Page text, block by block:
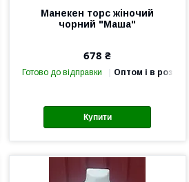
Манекен торс жіночий
чорний "Маша"
678 ₴
Готово до відправки Оптом і в роздріб
Купити